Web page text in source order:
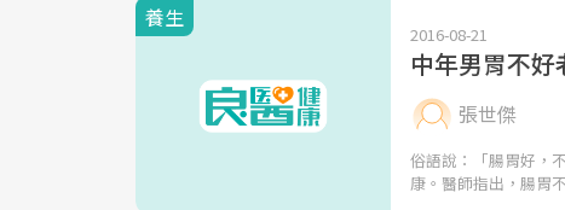
養生
2016-08-21
中年男胃不
張世傑
俗語說：「腸胃好，
康。醫師指出，腸胃